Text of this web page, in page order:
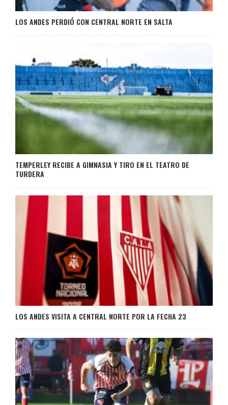
LOS ANDES PERDIÓ CON CENTRAL NORTE EN SALTA
TEMPERLEY RECIBE A GIMNASIA Y TIRO EN EL TEATRO DE
TURDERA
LOS ANDES VISITA A CENTRAL NORTE POR LA FECHA 23